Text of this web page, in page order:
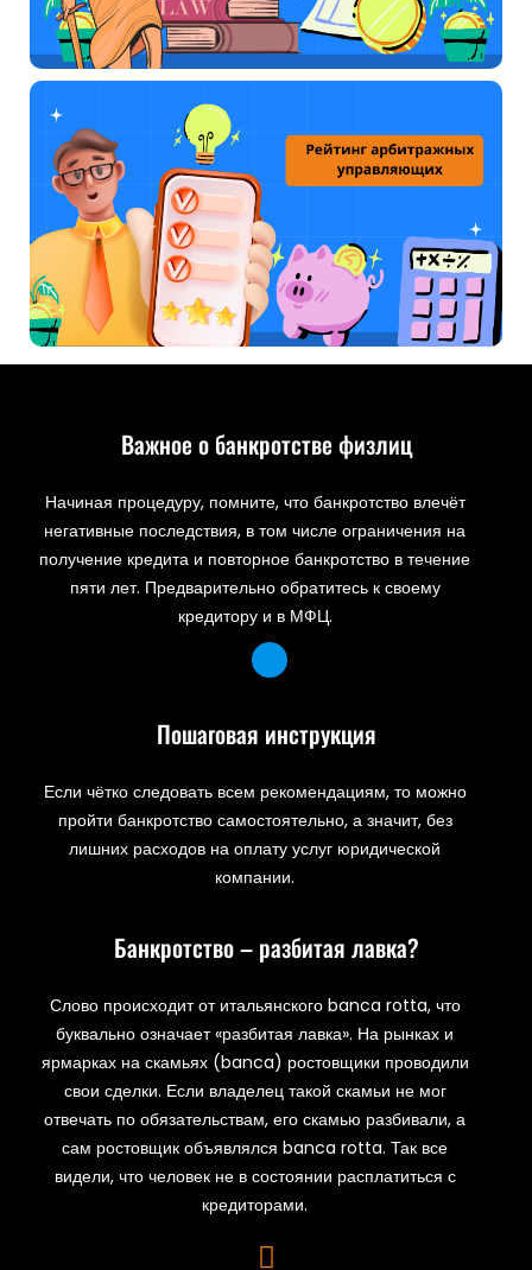
Важное о банкротстве физлиц
Начиная процедуру, помните, что банкротство влечёт
негативные последствия, в том числе ограничения на
получение кредита и повторное банкротство в течение
пяти лет. Предварительно обратитесь к своему
кредитору и в МФЦ.
Пошаговая инструкция
Если чётко следовать всем рекомендациям, то можно
пройти банкротство самостоятельно, а значит, без
лишних расходов на оплату услуг юридической
компании.
Банкротство – разбитая лавка?
Слово происходит от итальянского banca rotta, что
буквально означает «разбитая лавка». На рынках и
ярмарках на скамьях (banca) ростовщики проводили
свои сделки. Если владелец такой скамьи не мог
отвечать по обязательствам, его скамью разбивали, а
сам ростовщик объявлялся banca rotta. Так все
видели, что человек не в состоянии расплатиться с
кредиторами.